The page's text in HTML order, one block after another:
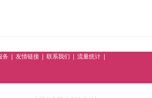
务 友情链接 联系我们 流量统计